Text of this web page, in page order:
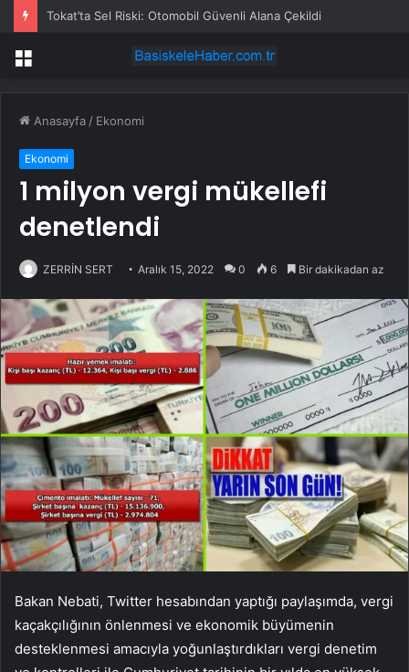
Tokat’ta Sel Riski: Otomobil Güvenli Alana Çekildi
Menü
Anasayfa / Ekonomi
Ekonomi
1 milyon vergi mükellefi
denetlendi
ZERRİN SERT Aralık 15, 2022 0 6 Bir dakikadan az
Bakan Nebati, Twitter hesabından yaptığı paylaşımda, vergi
kaçakçılığının önlenmesi ve ekonomik büyümenin
desteklenmesi amacıyla yoğunlaştırdıkları vergi denetim